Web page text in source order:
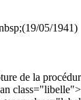
05/1941)
de la